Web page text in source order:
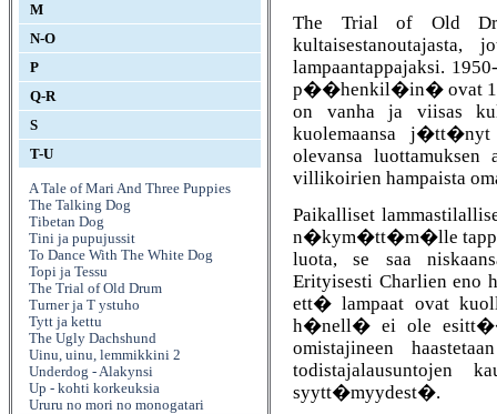
M
N-O
P
Q-R
S
T-U
A Tale of Mari And Three Puppies
The Talking Dog
Tibetan Dog
Tini ja pupujussit
To Dance With The White Dog
Topi ja Tessu
The Trial of Old Drum
Turner ja T ystuho
Tytt ja kettu
The Ugly Dachshund
Uinu, uinu, lemmikkini 2
Underdog - Alakynsi
Up - kohti korkeuksia
Ururu no mori no monogatari
The Trial of Old
lampaantappajaksi.
p��henkil�in� ovat
on vanha ja viisas
kuolemaansa
olevansa luottamuksen
villikoirien hampaista
Paikalliset
n�kym�tt�m�lle
luota, se saa
Erityisesti Charlien
ett� lampaat ovat
h�nell� ei ole
omistajineen
todistajalausuntojen
syytt�myydest�.